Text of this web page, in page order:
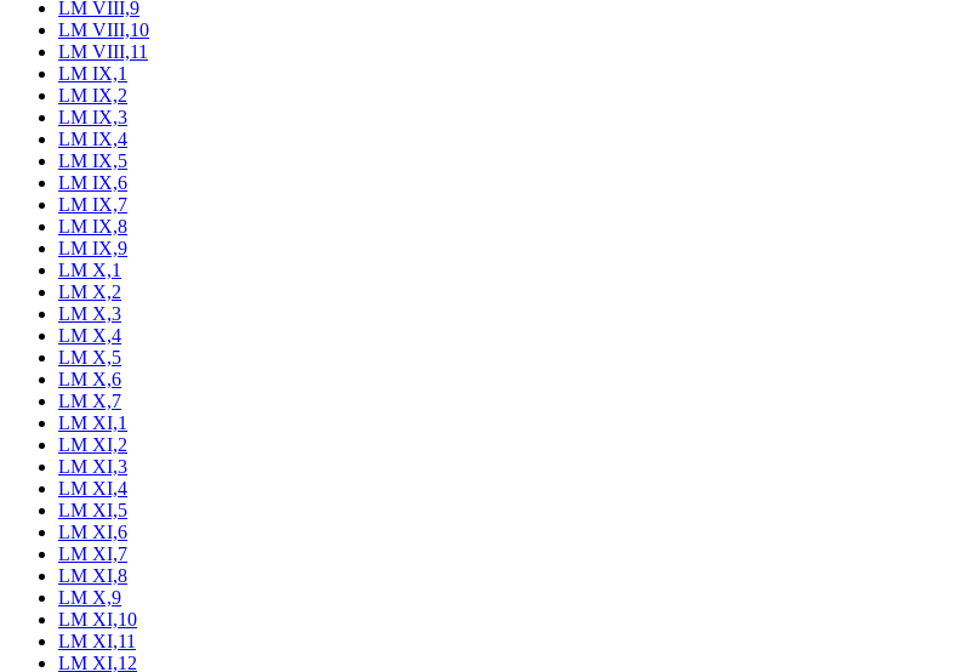
LM VIII,9
LM VIII,10
LM VIII,11
LM IX,1
LM IX,2
LM IX,3
LM IX,4
LM IX,5
LM IX,6
LM IX,7
LM IX,8
LM IX,9
LM X,1
LM X,2
LM X,3
LM X,4
LM X,5
LM X,6
LM X,7
LM XI,1
LM XI,2
LM XI,3
LM XI,4
LM XI,5
LM XI,6
LM XI,7
LM XI,8
LM X,9
LM XI,10
LM XI,11
LM XI,12